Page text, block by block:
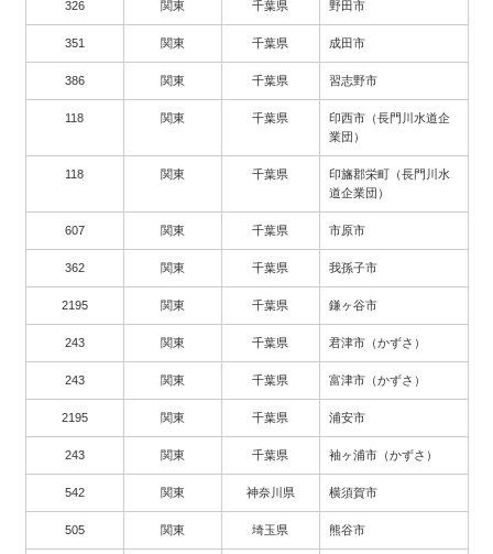
326 関東 千葉県 野田市
351 関東 千葉県 成田市
386 関東 千葉県 習志野市
118 関東 千葉県
印西市（長門川水道企
業団）
118 関東 千葉県
印旛郡栄町（長門川水
道企業団）
607 関東 千葉県 市原市
362 関東 千葉県 我孫子市
2195 関東 千葉県 鎌ヶ谷市
243 関東 千葉県 君津市（かずさ）
243 関東 千葉県 富津市（かずさ）
2195 関東 千葉県 浦安市
243 関東 千葉県 袖ヶ浦市（かずさ）
542 関東 神奈川県 横須賀市
505 関東 埼玉県 熊谷市